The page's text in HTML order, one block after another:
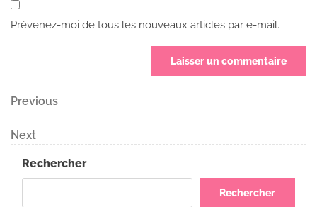
Prévenez-moi de tous les nouveaux articles par e-mail.
Navigation
de
l’article
Previous
Previous
Next
Post
Next
Rechercher
Rechercher